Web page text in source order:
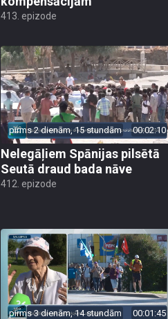
413. epizode
pirms 2 dienām, 15 stundām 00:02:10
Nelegāļiem Spānijas pilsētā
Seutā draud bada nāve
412. epizode
pirms 3 dienām, 14 stundām 00:01:45